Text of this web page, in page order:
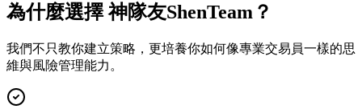
為什麼選擇 神隊友ShenTeam？
我們不只教你建立策略，更培養你如何像專業交易員一樣的思
維與風險管理能力。